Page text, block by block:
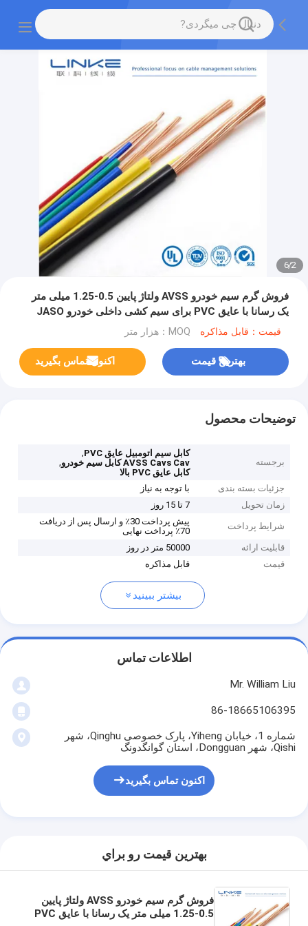
2
/
6
فروش گرم سیم خودرو AVSS ولتاژ پایین 0.5-1.25 میلی متر
یک رسانا با عایق PVC برای سیم کشی داخلی خودرو JASO
D611 سازگار با درجه حرارت 80 درجه سانتیگراد
قیمت：قابل مذاکره MOQ：هزار متر
بهترین قیمت اکنون تماس بگیرید
توضیحات محصول
برجسته
کابل سیم اتومبیل عایق PVC
,
AVSS Cavs Cav کابل سیم خودرو
,
کابل عایق PVC بالا
جزئیات بسته بندی
با توجه به نیاز
زمان تحویل
7 تا 15 روز
شرایط پرداخت
پیش پرداخت 30٪ و ارسال پس از دریافت
70٪ پرداخت نهایی
قابلیت ارائه
50000 متر در روز
قیمت
قابل مذاکره
بیشتر ببینید
اطلاعات تماس
Mr. William Liu
86-18665106395
شماره 1، خیابان Yiheng، پارک خصوصی Qinghu، شهر
Qishi، شهر Dongguan، استان گوانگدونگ
اکنون تماس بگیرید
بهترين قيمت رو براي
فروش گرم سیم خودرو AVSS ولتاژ پایین
0.5-1.25 میلی متر یک رسانا با عایق PVC